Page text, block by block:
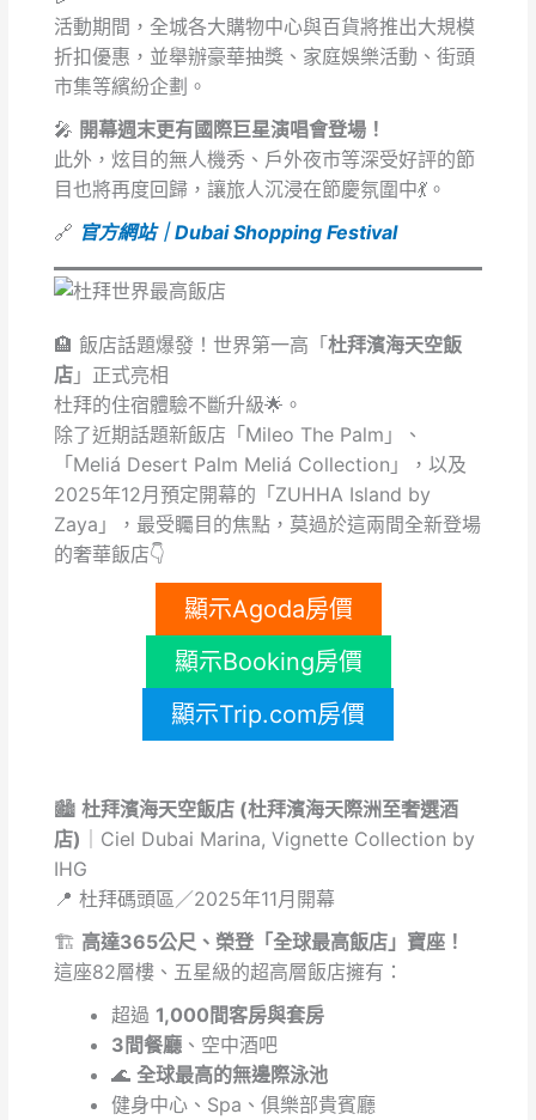
活動期間，全城各大購物中心與百貨將推出大規模
折扣優惠，並舉辦豪華抽獎、家庭娛樂活動、街頭
市集等繽紛企劃。
🎤 開幕週末更有國際巨星演唱會登場！
此外，炫目的無人機秀、戶外夜市等深受好評的節
目也將再度回歸，讓旅人沉浸在節慶氛圍中💃。
🔗 官方網站｜Dubai Shopping Festival
🏨 飯店話題爆發！世界第一高「杜拜濱海天空飯
店 」正式亮相
杜拜的住宿體驗不斷升級🌟。
除了近期話題新飯店「Mileo The Palm」、
「Meliá Desert Palm Meliá Collection」，以及
2025年12月預定開幕的「ZUHHA Island by
Zaya」，最受矚目的焦點，莫過於這兩間全新登場
的奢華飯店👇
顯示Agoda房價
顯示Booking房價
顯示Trip.com房價
🏙️杜拜濱海天空飯店 (杜拜濱海天際洲至奢選酒
店)
｜Ciel Dubai Marina, Vignette Collection by
IHG
📍 杜拜碼頭區／2025年11月開幕
🏗️ 高達365公尺、榮登「全球最高飯店」寶座！
這座82層樓、五星級的超高層飯店擁有：
超過1,000間客房與套房
3間餐廳 、空中酒吧
🌊全球最高的無邊際泳池
健身中心、Spa、俱樂部貴賓廳